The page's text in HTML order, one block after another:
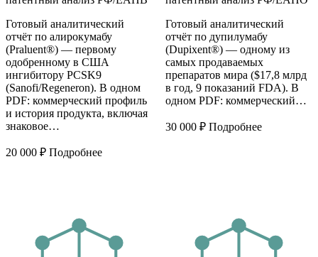
Готовый аналитический
отчёт по алирокумабу
(Praluent®) — первому
одобренному в США
ингибитору PCSK9
(Sanofi/Regeneron). В одном
PDF: коммерческий профиль
и история продукта, включая
знаковое…
20 000 ₽ Подробнее
Готовый аналитический
отчёт по дупилумабу
(Dupixent®) — одному из
самых продаваемых
препаратов мира ($17,8 млрд
в год, 9 показаний FDA). В
одном PDF: коммерческий…
30 000 ₽ Подробнее